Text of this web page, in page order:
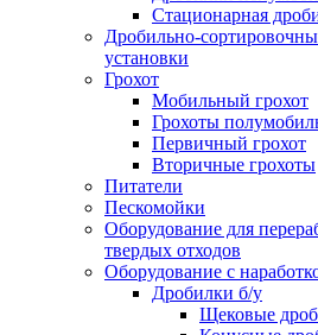
Стационарная
Дробильно-
установки
Грохот
Мобильный грохот
Грохоты
Первичный грохот
Вторичные грохоты
Питатели
Пескомойки
Оборудование для
твердых отходов
Оборудование с
Дробилки б/у
Щековые